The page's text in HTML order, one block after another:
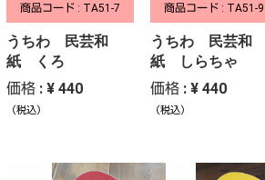
商品コード : TA51-7
うちわ 民芸和
紙 くろ
価格 : ¥ 440
（税込）
商品コード : TA51-9
うちわ 民芸和
紙 しらちゃ
価格 : ¥ 440
（税込）